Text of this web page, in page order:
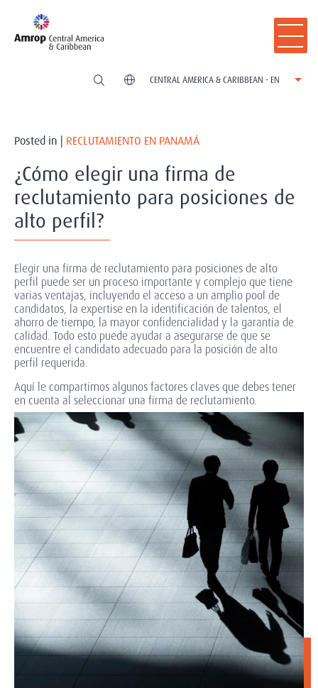
CENTRAL AMERICA & CARIBBEAN - EN
Posted in | RECLUTAMIENTO EN PANAMÁ
¿Cómo elegir una firma de
reclutamiento para posiciones de
alto perfil?
Elegir una firma de reclutamiento para posiciones de alto
perfil puede ser un proceso importante y complejo que tiene
varias ventajas, incluyendo el acceso a un amplio pool de
candidatos, la expertise en la identificación de talentos, el
ahorro de tiempo, la mayor confidencialidad y la garantía de
calidad. Todo esto puede ayudar a asegurarse de que se
encuentre el candidato adecuado para la posición de alto
perfil requerida.
Aquí le compartimos algunos factores claves que debes tener
en cuenta al seleccionar una firma de reclutamiento.